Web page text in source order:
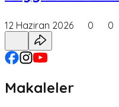
12 Haziran 2026 0 0
Makaleler